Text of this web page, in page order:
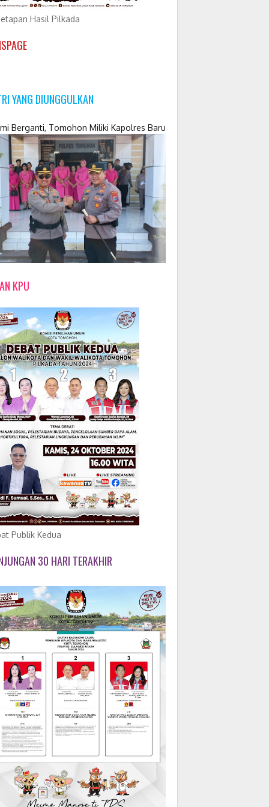
Hasil Pilkada
YANG DIUNGGULKAN
Berganti, Tomohon Miliki Kapolres Baru
KPU
Publik Kedua
30 HARI TERAKHIR